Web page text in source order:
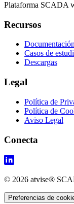
Plataforma SCADA
Recursos
Casos de
Descargas
Legal
Política de
Política de
Aviso Legal
Conecta
© 2026 atvise®
Preferencias de